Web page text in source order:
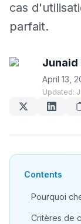
cas
parfait.
Junaid
April 13,
Updated:
Contents
Pourquoi
Critères de